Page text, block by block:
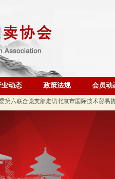
业动态 政策法规 会员动
六联合党支部到北京国际会议展览业协会
标准调查报告》的通知
之十 ——走进会员单位北京恒泰博车拍卖有
通知
六联合党支部走访北京市国际技术贸易协
（第二批）名单的公告
党委组织开展“七一”主题党日活动
流动党支部与第六流动联合党支部召开组
卖协会参加全市商务领域“安全生产月”专
光锋会长一行参观刘双舟教授作品展